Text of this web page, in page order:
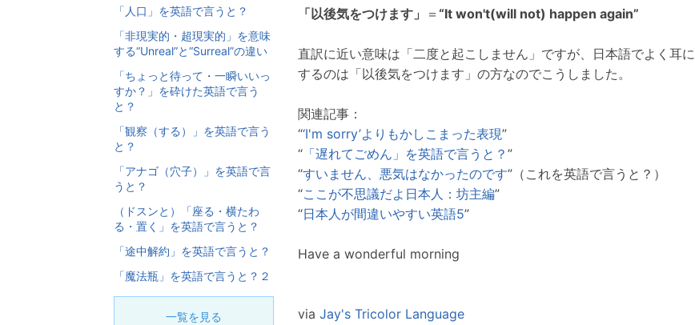
「以後気をつけます」 ＝ “It won't(will not) happen again”
直訳に近い意味は「二度と起こしません」ですが、日本語でよく耳に
するのは「以後気をつけます」の方なのでこうしました。
関連記事：
“‘I'm sorry’よりもかしこまった表現”
“ 「遅れてごめん」を英語で言うと？ ”
“すいません、悪気はなかったのです”（これを英語で言うと？）
“ここが不思議だよ日本人：坊主編”
“日本人が間違いやすい英語5”
Have a wonderful morning
via Jay's Tricolor Language
「人口」を英語で言うと？
「非現実的・超現実的」を意味
する“Unreal”と“Surreal”の違い
「ちょっと待って・一瞬いいっ
すか？」を砕けた英語で言う
と？
「観察（する）」を英語で言う
と？
「アナゴ（穴子）」を英語で言
うと？
（ドスンと）「座る・横たわ
る・置く」を英語で言うと？
「途中解約」を英語で言うと？
「魔法瓶」を英語で言うと？２
一覧を見る